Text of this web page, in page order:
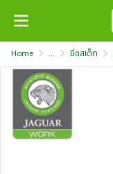
Home ... มีดสเต็ก